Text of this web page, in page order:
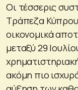
Οι τέσσερις
Τράπεζα Κύπρου
οικονομικά
μεταξύ 29
ακόμη πιο